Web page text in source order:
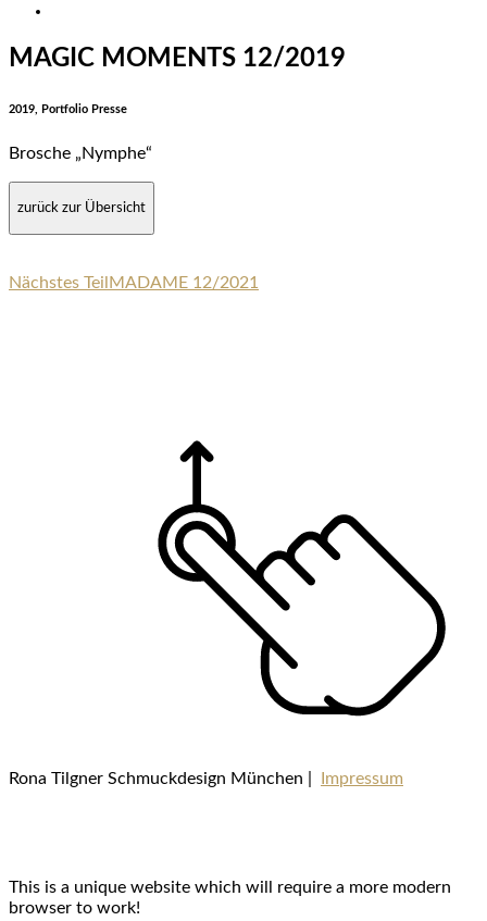
MAGIC MOMENTS 12/2019
2019, Portfolio Presse
Brosche „Nymphe“
zurück zur Übersicht
Nächstes Teil MADAME 12/2021
Rona Tilgner Schmuckdesign München | Impressum
This is a unique website which will require a more modern
browser to work!